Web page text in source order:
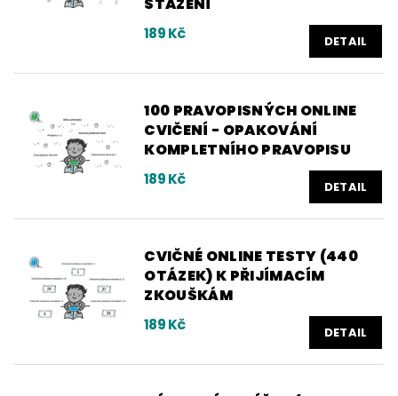
189 Kč DETAIL
100 PRAVOPISNÝCH ONLINE
CVIČENÍ - OPAKOVÁNÍ
KOMPLETNÍHO PRAVOPISU
189 Kč DETAIL
CVIČNÉ ONLINE TESTY (440
OTÁZEK) K PŘIJÍMACÍM
ZKOUŠKÁM
189 Kč DETAIL